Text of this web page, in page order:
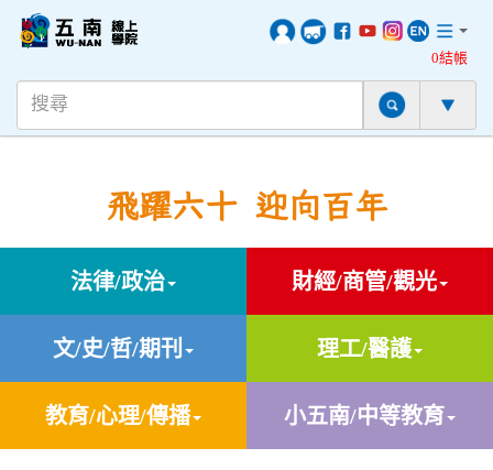
0結帳
飛躍六十 迎向百年
法律/政治 財經/商管/觀光
文/史/哲/期刊 理工/醫護
教育/心理/傳播 小五南/中等教育